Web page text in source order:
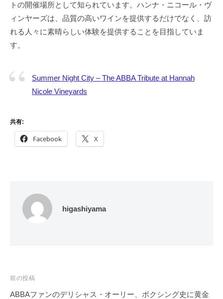
トの開催場所として知られています。ハンナ・ニコール・ヴ
ィンヤーズは、品質の高いワインを提供するだけでなく、訪
れる人々に素晴らしい体験を提供することを目指していま
す。
Summer Night City – The ABBA Tribute at Hannah
Nicole Vineyards
共有:
Facebook X
higashiyama
投
稿
前の投稿
ABBAファンのデリシャス・オーリー、ボクシング史に黄金